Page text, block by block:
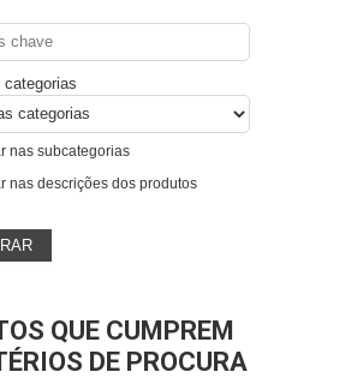
categorias
nas subcategorias
nas descrições dos produtos
QUE CUMPREM
DE PROCURA